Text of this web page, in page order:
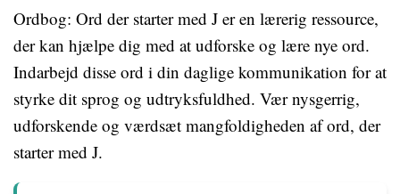
Ordbog: Ord der starter med J er en lærerig ressource,
der kan hjælpe dig med at udforske og lære nye ord.
Indarbejd disse ord i din daglige kommunikation for at
styrke dit sprog og udtryksfuldhed. Vær nysgerrig,
udforskende og værdsæt mangfoldigheden af ord, der
starter med J.